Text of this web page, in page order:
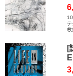
枚
[